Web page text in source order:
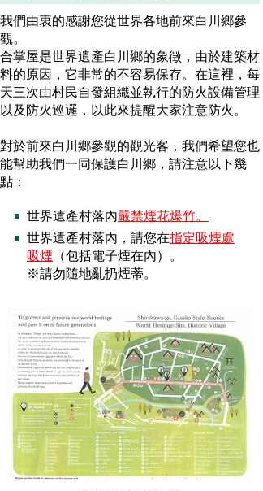
我們由衷的感謝您從世界各地前來白川鄉參
觀。
合掌屋是世界遺產白川鄉的象徵，由於建築材
料的原因，它非常的不容易保存。在這裡，每
天三次由村民自發組織並執行的防火設備管理
以及防火巡邏，以此來提醒大家注意防火。
對於前來白川鄉參觀的觀光客，我們希望您也
能幫助我們一同保護白川鄉，請注意以下幾
點：
世界遺產村落內嚴禁煙花爆竹。
世界遺產村落內，請您在指定吸煙處
吸煙 （包括電子煙在內）。
※請勿隨地亂扔煙蒂。